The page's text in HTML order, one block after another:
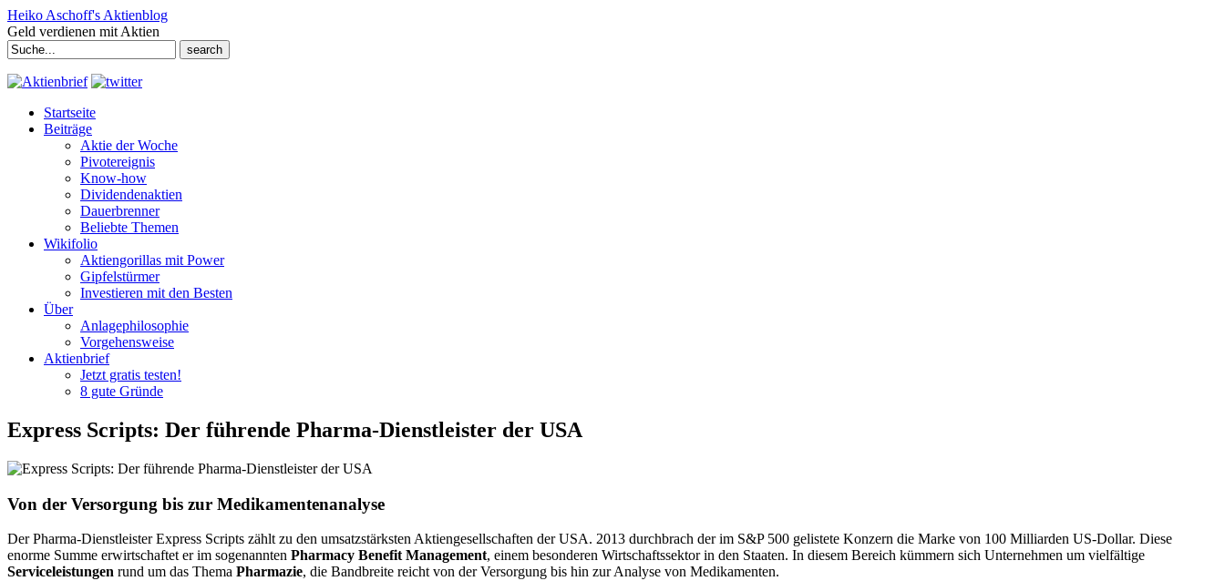
Heiko Aschoff's Aktienblog
Geld verdienen mit Aktien
Search
for:
Startseite
Beiträge
Aktie der Woche
Pivotereignis
Know-how
Dividendenaktien
Dauerbrenner
Beliebte Themen
Wikifolio
Aktiengorillas mit Power
Gipfelstürmer
Investieren mit den Besten
Über
Anlagephilosophie
Vorgehensweise
Aktienbrief
Jetzt gratis testen!
8 gute Gründe
Express Scripts: Der führende Pharma-Dienstleister der USA
Von der Versorgung bis zur Medikamentenanalyse
Der Pharma-Dienstleister Express Scripts zählt zu den umsatzstärksten Aktiengesellschaften der USA. 2013 durchbrach der im S&P 500 gelistete Konzern die Marke von 100 Milliarden US-Dollar. Diese
enorme Summe erwirtschaftet er im sogenannten Pharmacy Benefit Management, einem besonderen Wirtschaftssektor in den Staaten. In diesem Bereich kümmern sich Unternehmen um vielfältige
Serviceleistungen rund um das Thema Pharmazie, die Bandbreite reicht von der Versorgung bis hin zur Analyse von Medikamenten.